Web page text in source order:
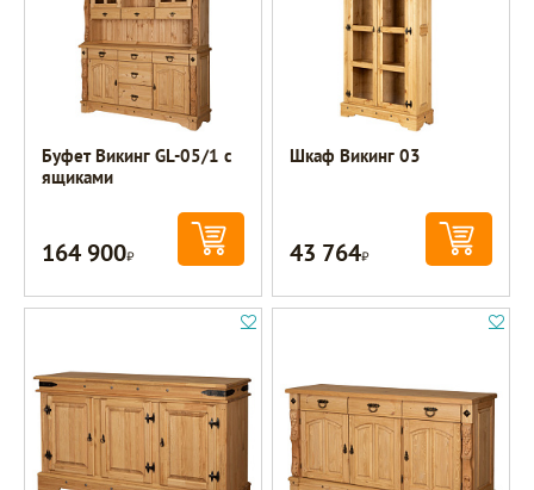
Буфет Викинг GL-05/1 с
ящиками
164 900Р
Шкаф Викинг 03
43 764Р